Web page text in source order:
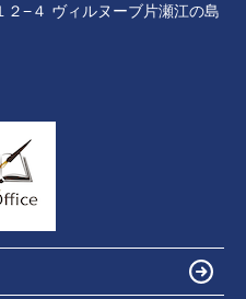
−４ ヴィルヌーブ片瀬江の島